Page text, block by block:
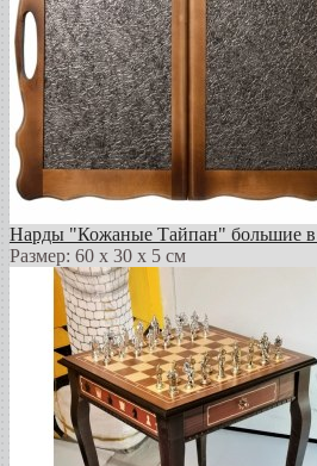
Нарды "Кожаные Тайпан" большие в
Размер: 60 х 30 х 5 см